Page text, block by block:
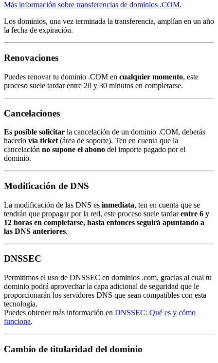
Más información sobre transferencias de dominios .COM.
Los dominios, una vez terminada la transferencia, amplían en un año
la fecha de expiración.
Renovaciones
Puedes renovar tu dominio .COM en cualquier momento, este
proceso suele tardar entre 20 y 30 minutos en completarse.
Cancelaciones
Es posible solicitar la cancelación de un dominio .COM, deberás
hacerlo vía ticket (área de soporte). Ten en cuenta que la
cancelación no supone el abono del importe pagado por el
dominio.
Modificación de DNS
La modificación de las DNS es inmediata, ten en cuenta que se
tendrán que propagar por la red, este proceso suele tardarentre 6 y
12 horas en completarse, hasta entonces seguirá apuntando a
las DNS anteriores.
DNSSEC
Permitimos el uso de DNSSEC en dominios .com, gracias al cual tu
dominio podrá aprovechar la capa adicional de seguridad que le
proporcionarán los servidores DNS que sean compatibles con esta
tecnología.
Puedes obtener más información en DNSSEC: Qué es y cómo
funciona.
Cambio de titularidad del dominio